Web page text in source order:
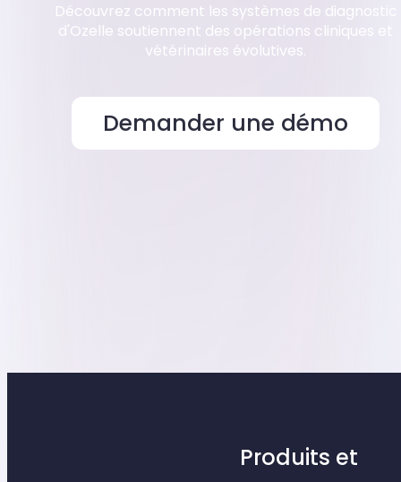
Découvrez comment les systèmes de diagnostic
d'Ozelle soutiennent des opérations cliniques et
vétérinaires évolutives.
Demander une démo
Produits et